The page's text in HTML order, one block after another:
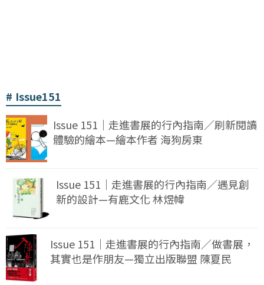
Issue151
Issue 151｜走進書展的行內指南／刷新閱讀
體驗的繪本—繪本作者 海狗房東
Issue 151｜走進書展的行內指南／遇見創
新的設計—有鹿文化 林煜幃
Issue 151｜走進書展的行內指南／做書展，
其實也是作朋友—獨立出版聯盟 陳夏民